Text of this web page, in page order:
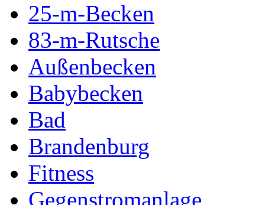
25-m-Becken
83-m-Rutsche
Außenbecken
Babybecken
Bad
Brandenburg
Fitness
Gegenstromanlage